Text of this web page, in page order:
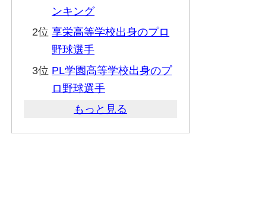
ンキング
2位 享栄高等学校出身のプロ
野球選手
3位 PL学園高等学校出身のプ
ロ野球選手
もっと見る